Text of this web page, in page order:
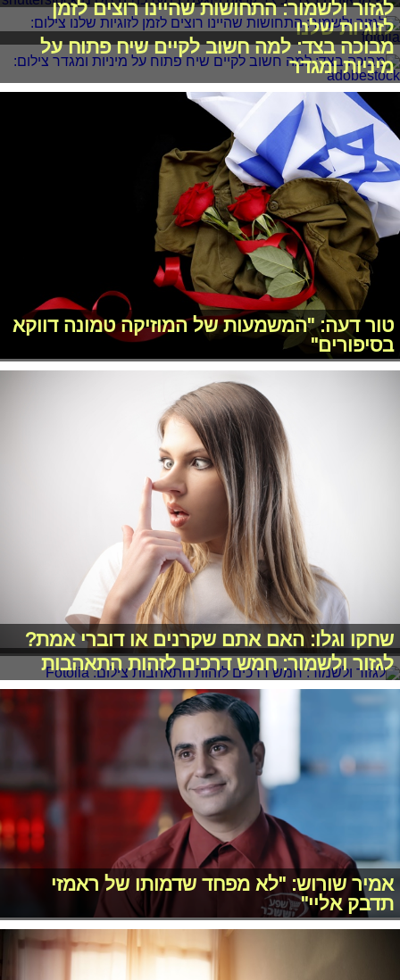
לגזור ולשמור: התחושות שהיינו רוצים לזמן
לזוגיות שלנו
מבוכה בצד: למה חשוב לקיים שיח פתוח על
מיניות ומגדר
טור דעה: "המשמעות של המוזיקה טמונה דווקא
בסיפורים"
שחקו וגלו: האם אתם שקרנים או דוברי אמת?
לגזור ולשמור: חמש דרכים לזהות התאהבות
אמיר שורוש: "לא מפחד שדמותו של ראמזי
תדבק אליי"